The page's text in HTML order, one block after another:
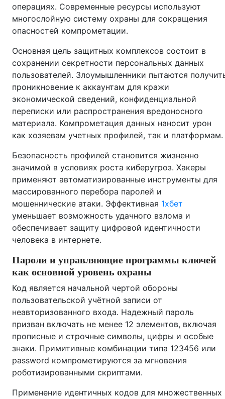
операциях. Современные ресурсы используют
многослойную систему охраны для сокращения
опасностей компрометации.
Основная цель защитных комплексов состоит в
сохранении секретности персональных данных
пользователей. Злоумышленники пытаются
проникновение к аккаунтам для кражи
экономической сведений, конфиденциальной
переписки или распространения вредоносного
материала. Компрометация данных наносит урон
как хозяевам учетных профилей, так и платформам.
Безопасность профилей становится жизненно
значимой в условиях роста киберугроз. Хакеры
применяют автоматизированные инструменты для
массированного перебора паролей и
мошеннические атаки. Эффективная 1хбет
уменьшает возможность удачного взлома и
обеспечивает защиту цифровой идентичности
человека в интернете.
Пароли и управляющие программы ключей
как основной уровень охраны
Код является начальной чертой обороны
пользовательской учётной записи от
неавторизованного входа. Надежный пароль
призван включать не менее 12 элементов, включая
прописные и строчные символы, цифры и особые
знаки. Примитивные комбинации типа 123456 или
password компрометируются за мгновения
роботизированными скриптами.
Применение идентичных кодов для множественных